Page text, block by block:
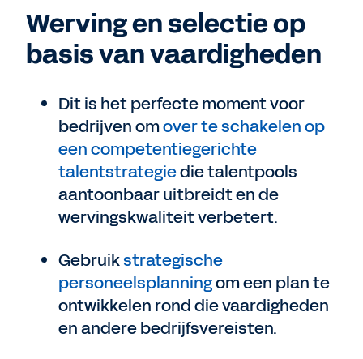
Werving en selectie op
basis van vaardigheden
Dit is het perfecte moment voor
bedrijven omover te schakelen op
een competentiegerichte
talentstrategiedie talentpools
aantoonbaar uitbreidt en de
wervingskwaliteit verbetert.
Gebruikstrategische
personeelsplanningom een plan te
ontwikkelen rond die vaardigheden
en andere bedrijfsvereisten.